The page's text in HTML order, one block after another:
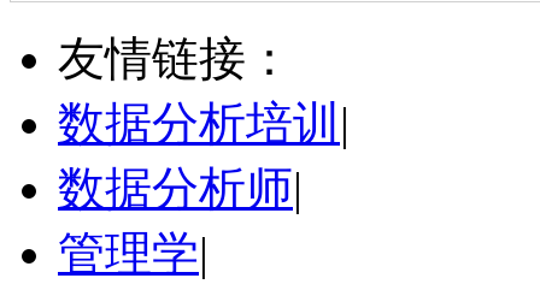
硕导
学校：中南民族大学
立即咨询
友情链接：
数据分析培训 |
数据分析师|
管理学|